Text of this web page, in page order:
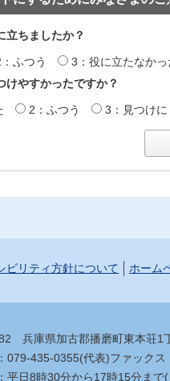
立ちましたか？
ふつう
3：役に立たなかっ
けやすかったですか？
2：ふつう 3：見つけに
ビリティ方針について ホーム
兵庫県加古郡播磨町東本荘1
079-435-0355(代表)ファック
平日8時30分から17時15分まで